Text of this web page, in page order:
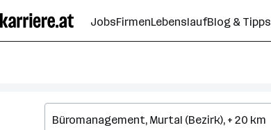
Seiteninhalt
springen
JobsFirmenLebenslaufBlog & Tipps